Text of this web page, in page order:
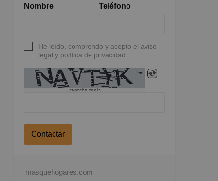
Nombre Teléfono
He leído, comprendo y acepto el aviso
legal y política de privacidad
captcha tools
Contactar
masquehogares.com